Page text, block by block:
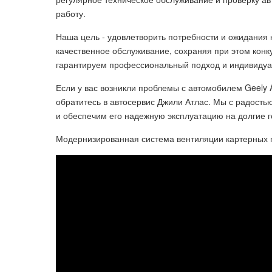
работу.
Наша цель - удовлетворить потребности и
качественное обслуживание, сохраняя при этом
гарантируем профессиональный подход и
Если у вас возникли проблемы с автомобилем
обратитесь в автосервис Джили Атлас. Мы с
и обеспечим его надежную эксплуатацию на долгие
Модернизированная система вентиляции картерных